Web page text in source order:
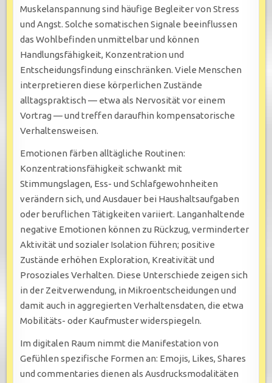
Muskelanspannung sind häufige Begleiter von Stress
und Angst. Solche somatischen Signale beeinflussen
das Wohlbefinden unmittelbar und können
Handlungsfähigkeit, Konzentration und
Entscheidungsfindung einschränken. Viele Menschen
interpretieren diese körperlichen Zustände
alltagspraktisch — etwa als Nervosität vor einem
Vortrag — und treffen daraufhin kompensatorische
Verhaltensweisen.
Emotionen färben alltägliche Routinen:
Konzentrationsfähigkeit schwankt mit
Stimmungslagen, Ess- und Schlafgewohnheiten
verändern sich, und Ausdauer bei Haushaltsaufgaben
oder beruflichen Tätigkeiten variiert. Langanhaltende
negative Emotionen können zu Rückzug, verminderter
Aktivität und sozialer Isolation führen; positive
Zustände erhöhen Exploration, Kreativität und
Prosoziales Verhalten. Diese Unterschiede zeigen sich
in der Zeitverwendung, in Mikroentscheidungen und
damit auch in aggregierten Verhaltensdaten, die etwa
Mobilitäts- oder Kaufmuster widerspiegeln.
Im digitalen Raum nimmt die Manifestation von
Gefühlen spezifische Formen an: Emojis, Likes, Shares
und commentaries dienen als Ausdrucksmodalitäten